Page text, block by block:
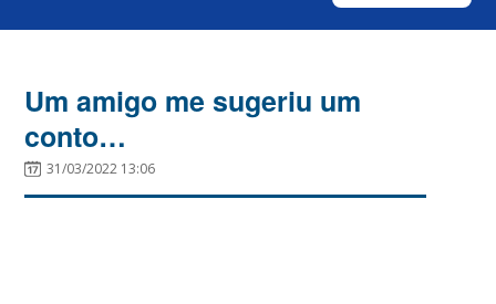
Um amigo me sugeriu um
conto…
31/03/2022 13:06